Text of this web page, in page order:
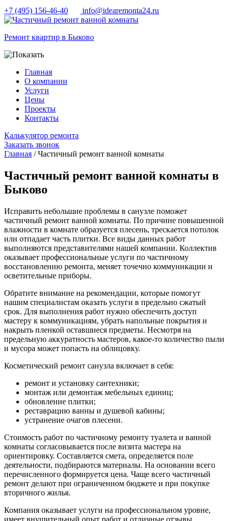
+7 (495) 156-46-40 info@idearemonta24.ru
Ремонт квартир в Быково
Главная
О компании
Услуги
Цены
Проекты
Контакты
Калькулятор ремонта
Заказать звонок
Главная / Частичный ремонт ванной комнаты
Частичный ремонт ванной комнаты в
Быково
Исправить небольшие проблемы в санузле поможет
частичный ремонт ванной комнаты. По причине повышенной
влажности в комнате образуется плесень, трескается потолок
или отпадает часть плитки. Все виды данных работ
выполняются представителями нашей компании. Коллектив
оказывает профессиональные услуги по частичному
восстановлению ремонта, меняет точечно коммуникации и
осветительные приборы.
Обратите внимание на рекомендации, которые помогут
нашим специалистам оказать услуги в предельно сжатый
срок. Для выполнения работ нужно обеспечить доступ
мастеру к коммуникациям, убрать напольные покрытия и
накрыть пленкой оставшиеся предметы. Несмотря на
предельную аккуратность мастеров, какое-то количество пыли
и мусора может попасть на облицовку.
Косметический ремонт санузла включает в себя:
ремонт и установку сантехники;
монтаж или демонтаж мебельных единиц;
обновление плитки;
реставрацию ванны и душевой кабины;
устранение очагов плесени.
Стоимость работ по частичному ремонту туалета и ванной
комнаты согласовывается после визита мастера на
ориентировку. Составляется смета, определяется поле
деятельности, подбираются материалы. На основании всего
перечисленного формируется цена. Чаще всего частичный
ремонт делают при ограниченном бюджете и при покупке
вторичного жилья.
Компания оказывает услуги на профессиональном уровне,
имеет внушительный опыт работ и отличные отзывы.